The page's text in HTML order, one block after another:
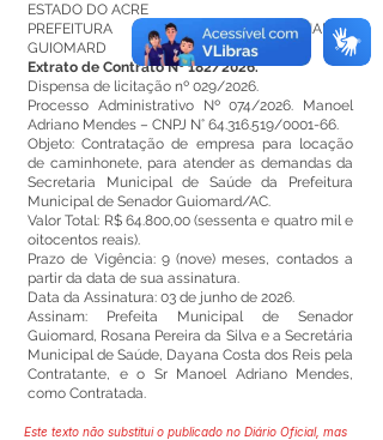
ESTADO DO ACRE
PREFEITURA MUNICIPAL DE SENADOR
GUIOMARD
Extrato de Contrato Nº 182/2026.
Dispensa de licitação nº 029/2026.
Processo Administrativo Nº 074/2026. Manoel
Adriano Mendes – CNPJ N° 64.316.519/0001-66.
Objeto: Contratação de empresa para locação
de caminhonete, para atender as demandas da
Secretaria Municipal de Saúde da Prefeitura
Municipal de Senador Guiomard/AC.
Valor Total: R$ 64.800,00 (sessenta e quatro mil e
oitocentos reais).
Prazo de Vigência: 9 (nove) meses, contados a
partir da data de sua assinatura.
Data da Assinatura: 03 de junho de 2026.
Assinam: Prefeita Municipal de Senador
Guiomard, Rosana Pereira da Silva e a Secretária
Municipal de Saúde, Dayana Costa dos Reis pela
Contratante, e o Sr Manoel Adriano Mendes,
como Contratada.
Este texto não substitui o publicado no Diário Oficial, mas